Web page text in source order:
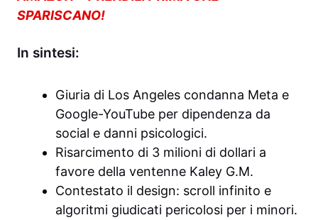
SPARISCANO!
In sintesi:
Giuria di Los Angeles condanna Meta e
Google-YouTube per dipendenza da
social e danni psicologici.
Risarcimento di 3 milioni di dollari a
favore della ventenne Kaley G.M.
Contestato il design: scroll infinito e
algoritmi giudicati pericolosi per i minori.